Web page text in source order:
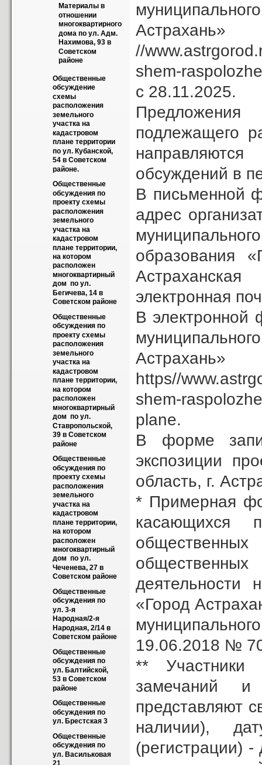
Материалы в
отношении
многоквартирного
дома по ул. Адм.
Нахимова, 93 в
Советском
районе
Общественные
обсуждение
схемы
расположения
земельного
участка на
кадастровом
плане территории
по ул. Кубанской,
54 в Советском
районе.
Общественные
обсуждения по
проекту схемы
расположения
земельного
участка на
кадастровом
плане территории,
на котором
расположен
многоквартирный
дом  по ул.
Бегичева, 14 в
Советском районе
Общественные
обсуждения по
проекту схемы
расположения
земельного
участка на
кадастровом
плане территории,
на котором
расположен
многоквартирный
дом  по ул.
Ставропольской,
39 в Советском
районе
Общественные
обсуждения по
проекту схемы
расположения
земельного
участка на
кадастровом
плане территории,
на котором
расположен
многоквартирный
дом  по ул.
Чеченева, 27 в
Советском районе
Общественные
обсуждения по
ул. 3-я
Народная/2-я
Народная, 2/14 в
Советском районе
Общественные
обсуждения по
ул. Балтийской,
53 в Советском
районе
Общественные
обсуждения по
ул. Брестская 3
Общественные
обсуждения по
ул. Васильковая
//
shem-
с 28.11.2025.
подлежащего
обсуждений в
В письменной
адрес
образования
электронная
В электронной
https//
shem-
plane.
В форме
экспозиции
область, г.
* Примерная
касающихся
общественных
деятельности
«Город
19.06.2018 №
** Участники
замечаний
представляют
наличии),
(регистрации)